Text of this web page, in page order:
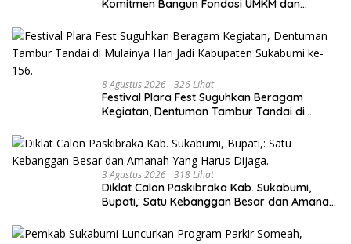
Komitmen Bangun Fondasi UMKM dan
8 Agustus 2026 326 Lihat
Festival Plara Fest Suguhkan Beragam
Kegiatan, Dentuman Tambur Tandai di
156.
3 Agustus 2026 318 Lihat
Diklat Calon Paskibraka Kab. Sukabumi,
Bupati,: Satu Kebanggan Besar dan Amanah